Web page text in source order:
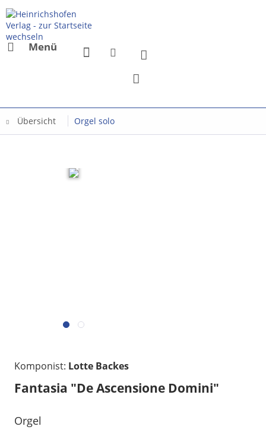
Menü
Übersicht Orgel solo
Komponist: Lotte Backes
Fantasia "De Ascensione Domini"
Orgel